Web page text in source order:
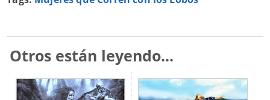
Otros están leyendo...